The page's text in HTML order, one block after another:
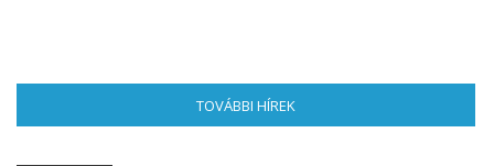
TOVÁBBI HÍREK